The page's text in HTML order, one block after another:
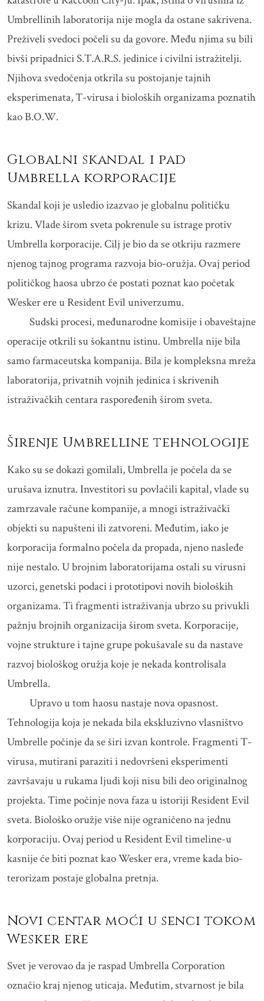
Umbrellinih laboratorija nije mogla da ostane sakrivena.
Preživeli svedoci počeli su da govore. Među njima su bili
bivši pripadnici S.T.A.R.S. jedinice i civilni istražitelji.
Njihova svedočenja otkrila su postojanje tajnih
eksperimenata, T-virusa i bioloških organizama poznatih
kao B.O.W.
Globalni skandal i pad
Umbrella korporacije
Skandal koji je usledio izazvao je globalnu političku
krizu. Vlade širom sveta pokrenule su istrage protiv
Umbrella korporacije. Cilj je bio da se otkriju razmere
njenog tajnog programa razvoja bio-oružja. Ovaj period
političkog haosa ubrzo će postati poznat kao početak
Wesker ere u Resident Evil univerzumu.
Sudski procesi, međunarodne komisije i obaveštajne
operacije otkrili su šokantnu istinu. Umbrella nije bila
samo farmaceutska kompanija. Bila je kompleksna mreža
laboratorija, privatnih vojnih jedinica i skrivenih
istraživačkih centara raspoređenih širom sveta.
Širenje Umbrelline tehnologije
Kako su se dokazi gomilali, Umbrella je počela da se
urušava iznutra. Investitori su povlačili kapital, vlade su
zamrzavale račune kompanije, a mnogi istraživački
objekti su napušteni ili zatvoreni. Međutim, iako je
korporacija formalno počela da propada, njeno nasleđe
nije nestalo. U brojnim laboratorijama ostali su virusni
uzorci, genetski podaci i prototipovi novih bioloških
organizama. Ti fragmenti istraživanja ubrzo su privukli
pažnju brojnih organizacija širom sveta. Korporacije,
vojne strukture i tajne grupe pokušavale su da nastave
razvoj biološkog oružja koje je nekada kontrolisala
Umbrella.
Upravo u tom haosu nastaje nova opasnost.
Tehnologija koja je nekada bila ekskluzivno vlasništvo
Umbrelle počinje da se širi izvan kontrole. Fragmenti T-
virusa, mutirani paraziti i nedovršeni eksperimenti
završavaju u rukama ljudi koji nisu bili deo originalnog
projekta. Time počinje nova faza u istoriji Resident Evil
sveta. Biološko oružje više nije ograničeno na jednu
korporaciju. Ovaj period u Resident Evil timeline-u
kasnije će biti poznat kao Wesker era, vreme kada bio-
terorizam postaje globalna pretnja.
Novi centar moći u senci tokom
Wesker ere
Svet je verovao da je raspad Umbrella Corporation
označio kraj njenog uticaja. Međutim, stvarnost je bila